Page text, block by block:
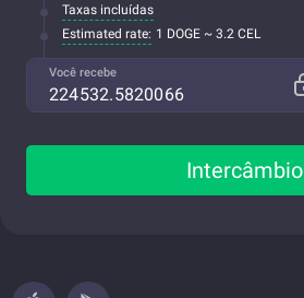
Taxas incluídas
Estimated rate: 1 DOGE ~ 3.2 CEL
Você recebe
Intercâmbio